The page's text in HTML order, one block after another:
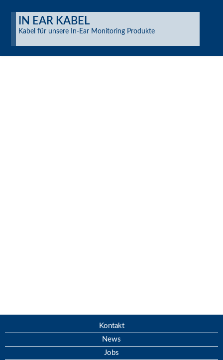
IN EAR KABEL
Kabel für unsere In-Ear Monitoring Produkte
Kontakt
News
Jobs